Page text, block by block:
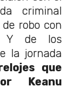
criminal
robo con
Y de los
la jornada
que
Keanu